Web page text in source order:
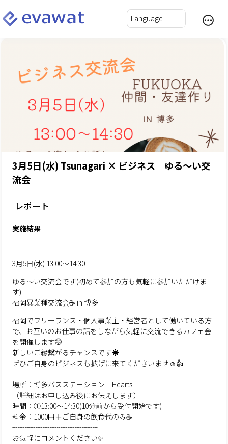
3月5日(水) Tsunagari × ビジネス ゆる〜い交
流会
レポート
実施結果
3月5日(水) 13:00〜14:30
ゆる〜い交流会です(初めて参加の方も気軽に参加いただけま
す)
福岡異業種交流会☕️ in 博多
福岡でフリーランス・個人事業主・経営者として働いている方
で、お互いのお仕事の話をしながら気軽に交流できるカフェ会
を開催します🤭
新しいご縁繋がるチャンスです☀️
ぜひご自身のビジネスも拡げに来てくださいませ☺️👍
┈┈┈┈┈┈┈┈┈┈┈┈
場所：博多バスステーション Hearts
（詳細はお申し込み後にお伝えします）
時間：①13:00〜14:30(10分前から受付開始です)
料金：1000円＋ご自身の飲食代のみ☕️
┈┈┈┈┈┈┈┈┈┈┈┈
お気軽にコメントください✨️